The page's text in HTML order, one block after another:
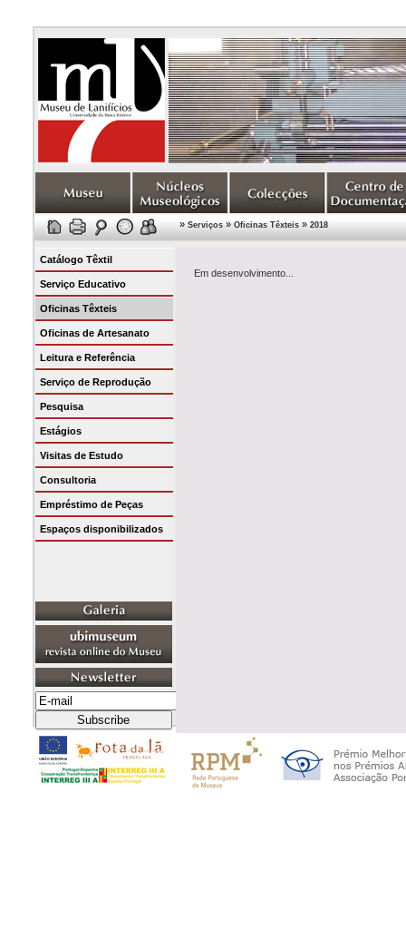
» Serviços» Oficinas Têxteis» 2018
Catálogo Têxtil
Serviço Educativo
Oficinas Têxteis
Oficinas de Artesanato
Leitura e Referência
Serviço de Reprodução
Pesquisa
Estágios
Visitas de Estudo
Consultoria
Empréstimo de Peças
Espaços disponibilizados
Em desenvolvimento...